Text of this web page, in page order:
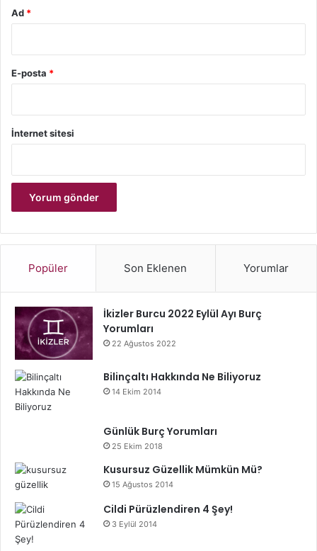
Ad *
E-posta *
İnternet sitesi
Popüler Son Eklenen Yorumlar
İkizler Burcu 2022 Eylül Ayı Burç
Yorumları
22 Ağustos 2022
Bilinçaltı Hakkında Ne Biliyoruz
14 Ekim 2014
Günlük Burç Yorumları
25 Ekim 2018
Kusursuz Güzellik Mümkün Mü?
15 Ağustos 2014
Cildi Pürüzlendiren 4 Şey!
3 Eylül 2014